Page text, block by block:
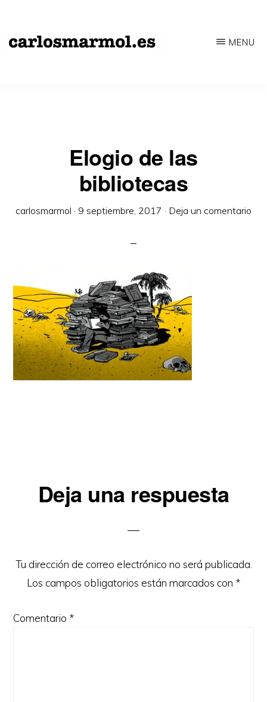
contenido
'avant-
MENU
Elogio de las
bibliotecas
carlosmarmol · 9 septiembre, 2017 · Deja un comentario
Interacciones
lectores
Deja una respuesta
Tu dirección de correo electrónico no será publicada.
Los campos obligatorios están marcados con *
Comentario *